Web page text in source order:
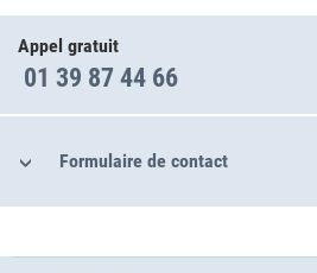
Appel gratuit
01 39 87 44 66
Formulaire de contact